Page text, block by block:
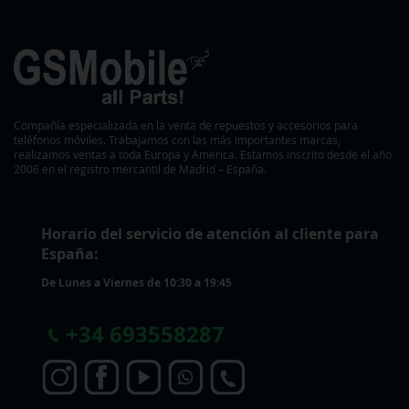
Compañía especializada en la venta de repuestos y accesorios para
teléfonos móviles. Trabajamos con las más importantes marcas,
realizamos ventas a toda Europa y America. Estamos inscrito desde el año
2006 en el registro mercantil de Madrid – España.
Horario del servicio de atención al cliente para
España:
De Lunes a Viernes de 10:30 a 19:45
+34 693558287